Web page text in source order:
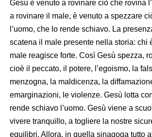
Gesù è venuto a rovinare ciò che rovina
a rovinare il male, è venuto a spezzare
l’uomo, che lo rende schiavo. La
scatena il male presente nella storia: chi
male reagisce forte. Così Gesù spezza,
cioè il peccato, il potere, l’egoismo, la
menzogna, la maldicenza, la
emarginazioni, le violenze. Gesù lotta
rende schiavo l’uomo. Gesù viene a
vivere tranquillo, a togliere la nostre
equilibri. Allora, in quella sinagoga tutto